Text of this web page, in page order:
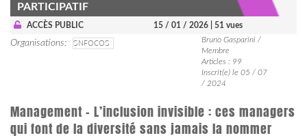
PARTICIPATIF
ACCÈS PUBLIC 15 / 01 / 2026 | 51 vues
Organisations SNFOCOS
Bruno Gasparini /
Membre
Articles : 99
Inscrit(e) le 05 / 07
/ 2024
Management – L’inclusion invisible : ces managers
qui font de la diversité sans jamais la nommer